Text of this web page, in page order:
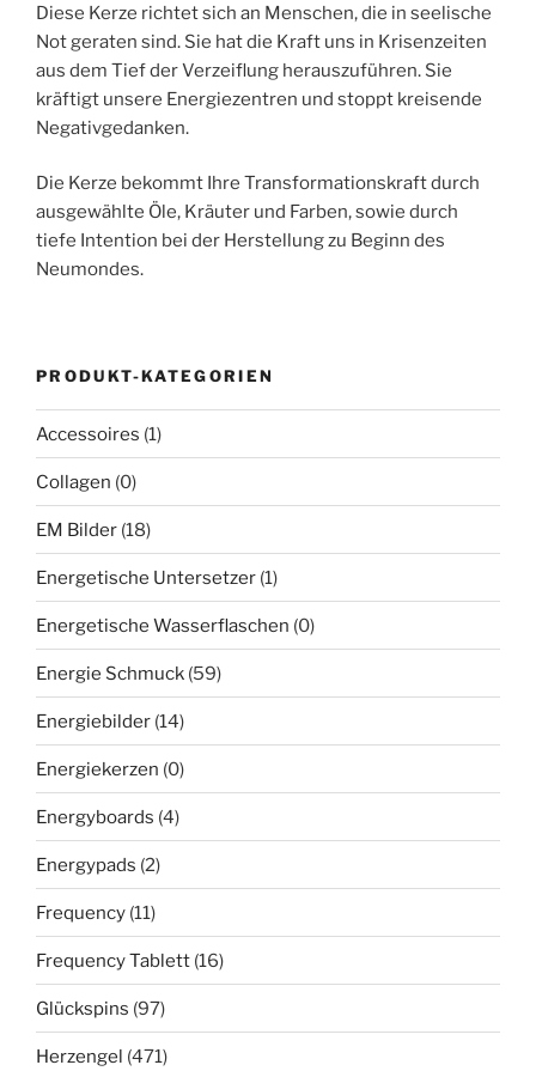
Diese Kerze richtet sich an Menschen, die in seelische
Not geraten sind. Sie hat die Kraft uns in Krisenzeiten
aus dem Tief der Verzeiflung herauszuführen. Sie
kräftigt unsere Energiezentren und stoppt kreisende
Negativgedanken.
Die Kerze bekommt Ihre Transformationskraft durch
ausgewählte Öle, Kräuter und Farben, sowie durch
tiefe Intention bei der Herstellung zu Beginn des
Neumondes.
PRODUKT-KATEGORIEN
Accessoires (1)
Collagen (0)
EM Bilder (18)
Energetische Untersetzer (1)
Energetische Wasserflaschen (0)
Energie Schmuck (59)
Energiebilder (14)
Energiekerzen (0)
Energyboards (4)
Energypads (2)
Frequency (11)
Frequency Tablett (16)
Glückspins (97)
Herzengel (471)